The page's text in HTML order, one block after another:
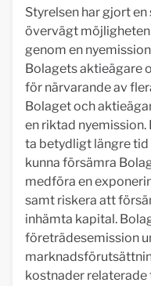
Styrelsen har gjort
övervägt
genom en
Bolagets aktieägare
för närvarande av
Bolaget och
en riktad
ta betydligt längre
kunna försämra
medföra en
samt riskera att
inhämta kapital.
företrädesemission
kostnader